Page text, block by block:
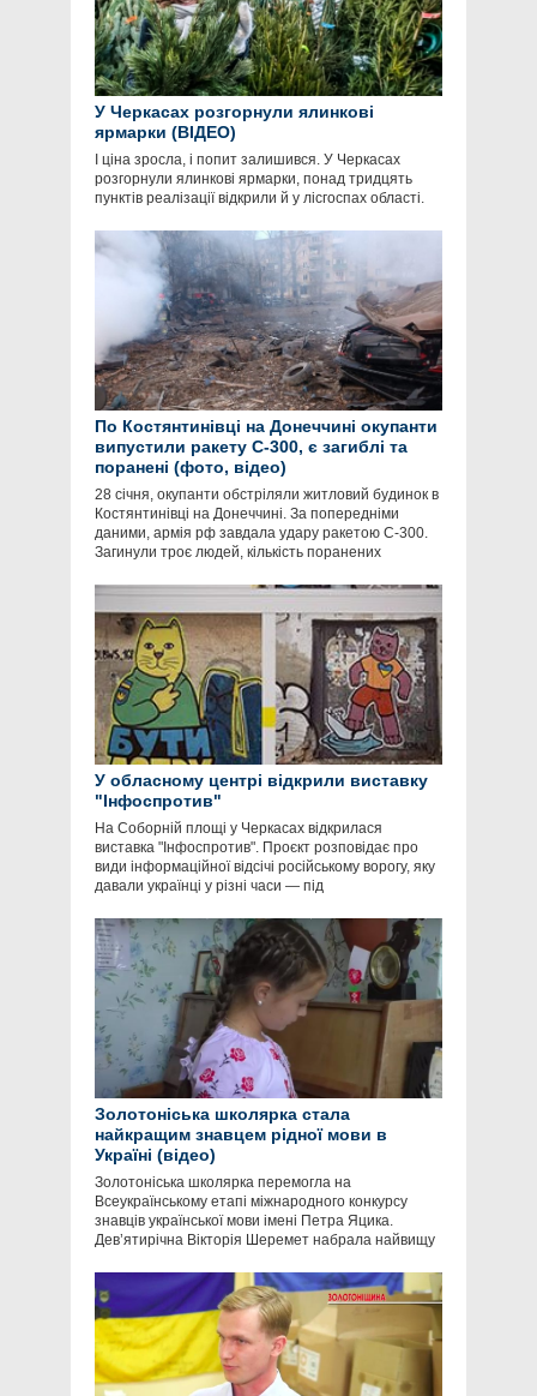
У Черкасах розгорнули ялинкові
ярмарки (ВІДЕО)
І ціна зросла, і попит залишився. У Черкасах
розгорнули ялинкові ярмарки, понад тридцять
пунктів реалізації відкрили й у лісгоспах області.
По Костянтинівці на Донеччині окупанти
випустили ракету С-300, є загиблі та
поранені (фото, відео)
28 січня, окупанти обстріляли житловий будинок в
Костянтинівці на Донеччині. За попередніми
даними, армія рф завдала удару ракетою С-300.
Загинули троє людей, кількість поранених
У обласному центрі відкрили виставку
"Інфоспротив"
На Соборній площі у Черкасах відкрилася
виставка "Інфоспротив". Проєкт розповідає про
види інформаційної відсічі російському ворогу, яку
давали українці у різні часи — під
Золотоніська школярка стала
найкращим знавцем рідної мови в
Україні (відео)
Золотоніська школярка перемогла на
Всеукраїнському етапі міжнародного конкурсу
знавців української мови імені Петра Яцика.
Дев’ятирічна Вікторія Шеремет набрала найвищу